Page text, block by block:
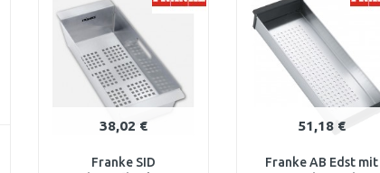
Vergleichen Vergleichen
38,02 €
Franke SID
51,18 €
Franke AB Edst mit